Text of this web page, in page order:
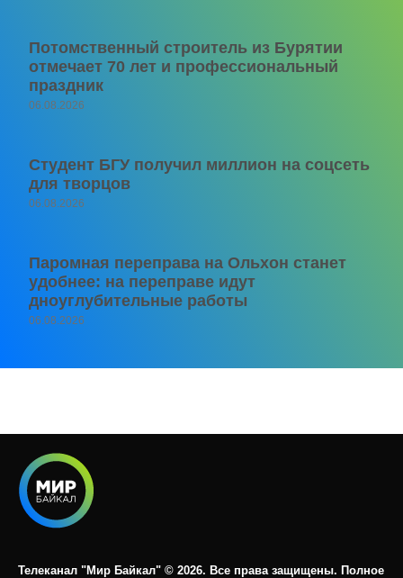
Потомственный строитель из Бурятии
отмечает 70 лет и профессиональный
праздник
06.08.2026
Студент БГУ получил миллион на соцсеть
для творцов
06.08.2026
Паромная переправа на Ольхон станет
удобнее: на переправе идут
дноуглубительные работы
06.08.2026
Телеканал "Мир Байкал" © 2026. Все права защищены. Полное